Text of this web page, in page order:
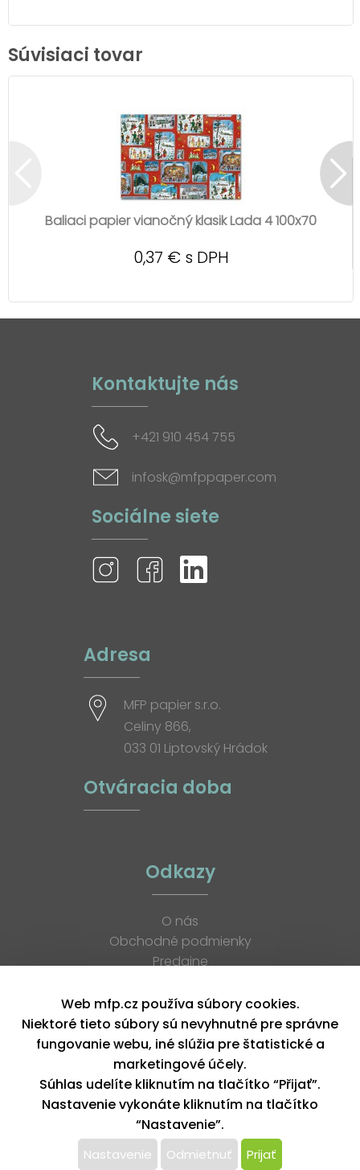
Súvisiaci tovar
Baliaci papier vianočný klasik Lada 4 100x70
0,37 € s DPH
Kontaktujte nás
+421 910 454 755
infosk@mfppaper.com
Sociálne siete
Adresa
MFP papier s.r.o.
Celiny 866,
033 01 Liptovský Hrádok
Otváracia doba
Odkazy
O nás
Obchodné podmienky
Predajne
K stiahnutiu
Blog
Kontakt
Kariéra
XML feed
Copyright © 2026, MFP paper s. r. o. | Všetky práva vyhradené
design by MFP
Web mfp.cz používa súbory cookies.
Niektoré tieto súbory sú nevyhnutné pre správne
fungovanie webu, iné slúžia pre štatistické a
marketingové účely.
Súhlas udelíte kliknutím na tlačítko “Přijať”.
Nastavenie vykonáte kliknutím na tlačítko
“Nastavenie”.
Nastavenie Odmietnuť Prijať